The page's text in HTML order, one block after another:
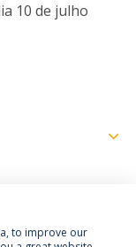
10 de julho
to improve our